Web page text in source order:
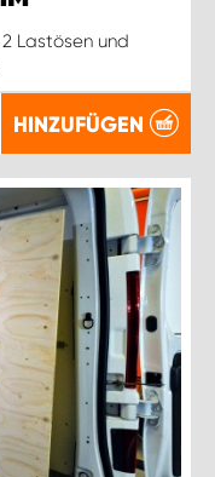
Lastösen und
HINZUFÜGEN